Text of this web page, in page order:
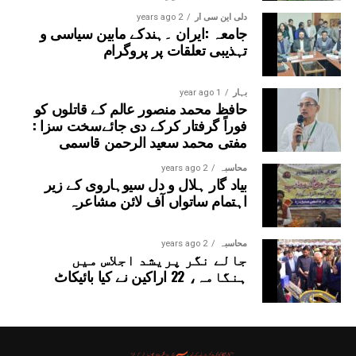
دلی این سی آر 2 years ago
جامعہ :ایران ۔ہندکے مابین سیاسی و
تہذیبی تعلقات پر پروگرام
بہار 1 year ago
حافظ محمد منصور عالم کے قاتلوں کو
فوراً گرفتار کرکے دی جائےسخت سزا :
مفتی محمد سعید الرحمن قاسمی
محاسبہ 2 years ago
بیاد گار ہلال و دل سیوہاروی کے زیر
اہتمام ساتواں آف لائن مشاعرہ
محاسبہ 2 years ago
جالے نگر پریشد اجلاس میں
ہنگامہ، 22 اراکین نے کیا بائیکاٹ